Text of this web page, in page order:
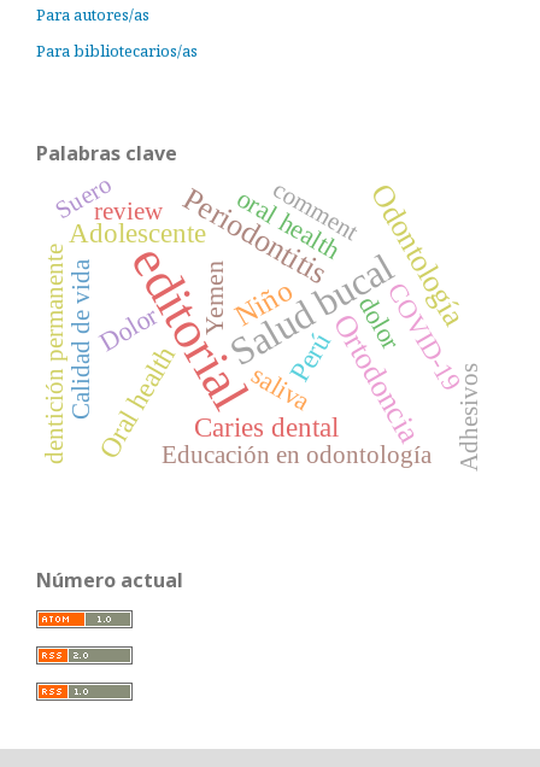
Para autores/as
Para bibliotecarios/as
Palabras clave
editorialSalud bucal
Ortodoncia
Periodontitis Odontología
Niño
Caries dental
Perú
Oral health
Adolescente
saliva
Yemen
oral health
Dolor dolorCOVID-19
Calidad de vida Adhesivos
Educación en odontología
comment
review
Suero
dentición permanente
Número actual